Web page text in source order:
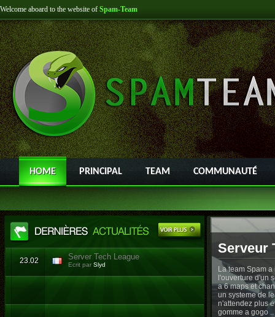
Welcome aboard to the website of Spam-Team
HOME PRINCIPAL TEAM COMMUNAUTÉ
23.02 Server Tech League
Ecrit par Slyd
Serveur
La team Spam
l'ouverture d'un
a 6 maps et
un systeme de
n'attendez plus
gomme a gogo ..